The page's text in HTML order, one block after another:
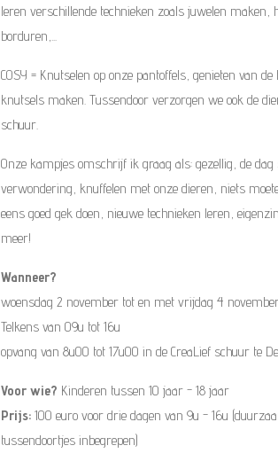
leren verschillende technieken zoals juwelen maken,
borduren,...
COSY = Knutselen op onze pantoffels, genieten van
knutsels maken. Tussendoor verzorgen we ook de
schuur.
Onze kampjes omschrijf ik graag als: gezellig, de dag
verwondering, knuffelen met onze dieren, niets
eens goed gek doen, nieuwe technieken leren,
meer!
Wanneer?
woensdag 2 november tot en met vrijdag 4
Telkens van 09u tot 16u
opvang van 8u00 tot 17u00 in de CreaLief schuur te
Voor wie? Kinderen tussen 10 jaar - 18 jaar
Prijs: 100 euro voor drie dagen van 9u - 16u
tussendoortjes inbegrepen)